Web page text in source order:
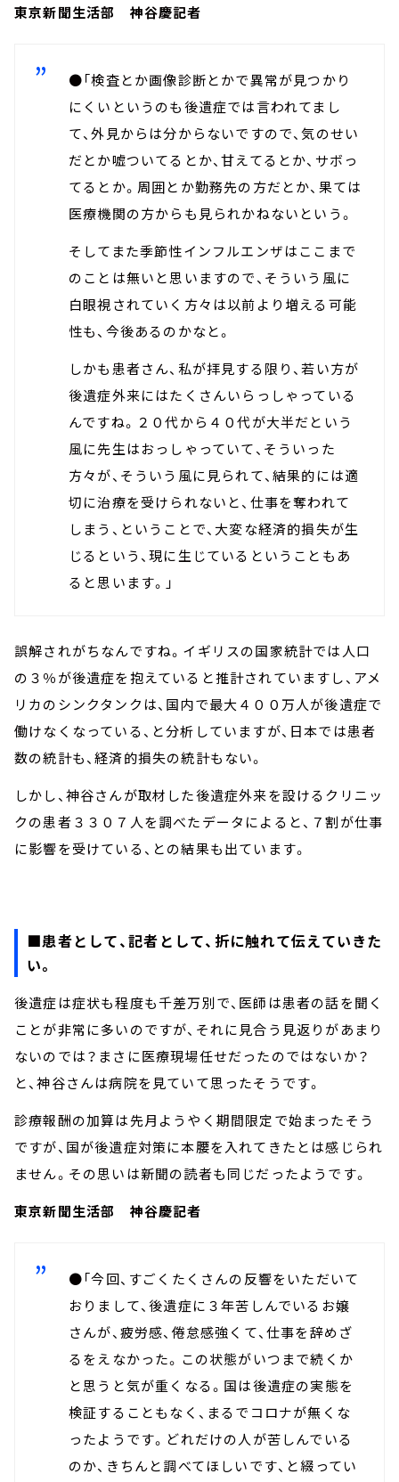
東京新聞生活部 神谷慶記者
●「検査とか画像診断とかで異常が見つかり
にくいというのも後遺症では言われてまし
て、外見からは分からないですので、気のせい
だとか嘘ついてるとか、甘えてるとか、サボっ
てるとか。周囲とか勤務先の方だとか、果ては
医療機関の方からも見られかねないという。
そしてまた季節性インフルエンザはここまで
のことは無いと思いますので、そういう風に
白眼視されていく方々は以前より増える可能
性も、今後あるのかなと。
しかも患者さん、私が拝見する限り、若い方が
後遺症外来にはたくさんいらっしゃっている
んですね。２０代から４０代が大半だという
風に先生はおっしゃっていて、そういった
方々が、そういう風に見られて、結果的には適
切に治療を受けられないと、仕事を奪われて
しまう、ということで、大変な経済的損失が生
じるという、現に生じているということもあ
ると思います。」
誤解されがちなんですね。イギリスの国家統計では人口
の３％が後遺症を抱えていると推計されていますし、アメ
リカのシンクタンクは、国内で最大４００万人が後遺症で
働けなくなっている、と分析していますが、日本では患者
数の統計も、経済的損失の統計もない。
しかし、神谷さんが取材した後遺症外来を設けるクリニッ
クの患者３３０７人を調べたデータによると、７割が仕事
に影響を受けている、との結果も出ています。
■患者として、記者として、折に触れて伝えていきた
い。
後遺症は症状も程度も千差万別で、医師は患者の話を聞く
ことが非常に多いのですが、それに見合う見返りがあまり
ないのでは？まさに医療現場任せだったのではないか？
と、神谷さんは病院を見ていて思ったそうです。
診療報酬の加算は先月ようやく期間限定で始まったそう
ですが、国が後遺症対策に本腰を入れてきたとは感じられ
ません。その思いは新聞の読者も同じだったようです。
東京新聞生活部 神谷慶記者
●「今回、すごくたくさんの反響をいただいて
おりまして、後遺症に３年苦しんでいるお嬢
さんが、疲労感、倦怠感強くて、仕事を辞めざ
るをえなかった。この状態がいつまで続くか
と思うと気が重くなる。国は後遺症の実態を
検証することもなく、まるでコロナが無くな
ったようです。どれだけの人が苦しんでいる
のか、きちんと調べてほしいです、と綴ってい